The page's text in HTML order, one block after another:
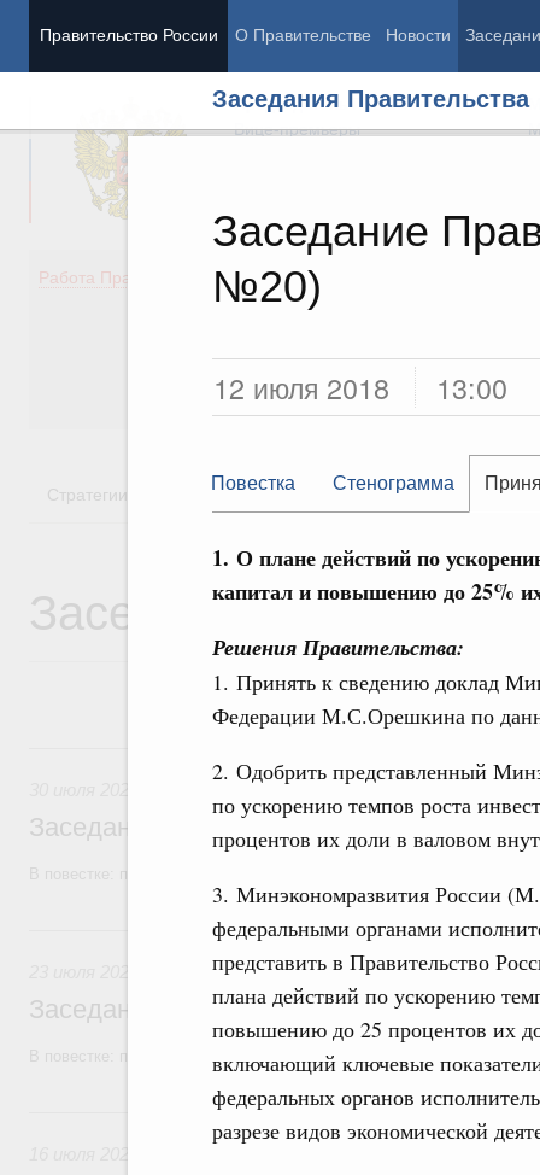
Правительство России О Правительстве Новости
Заседания Правительства
Заседание
№20)
12 июля 2018 13:00
Повестка Стенограмма
1. О плане действий по
капитал и повышению до 25%
Решения Правительства:
1. Принять к сведению доклад
Федерации М.С.Орешкина по
2. Одобрить представленный
по ускорению темпов роста
процентов их доли в валовом
3. Минэкономразвития России
федеральными органами
представить в Правительство
плана действий по ускорению
повышению до 25 процентов их
включающий ключевые
федеральных органов
разрезе видов экономической
Председатель Правительства
Вице-премьеры
Работа Правительства
Демография
Здоровье
Общество
Государство
Стратегии Государственные программы
Заседания
Заседание Правительства (2026 год,
23 июля, четверг
Заседание Правительства (2026 год,
В повестке: проекты федеральных законов
16 июля, четверг